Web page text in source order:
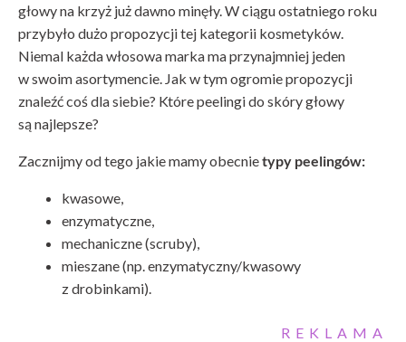
głowy na krzyż już dawno minęły. W ciągu ostatniego roku
przybyło dużo propozycji tej kategorii kosmetyków.
Niemal każda włosowa marka ma przynajmniej jeden
w swoim asortymencie. Jak w tym ogromie propozycji
znaleźć coś dla siebie? Które peelingi do skóry głowy
są najlepsze?
Zacznijmy od tego jakie mamy obecnietypy peelingów:
kwasowe,
enzymatyczne,
mechaniczne (scruby),
mieszane (np. enzymatyczny/kwasowy
z drobinkami).
REKLAMA